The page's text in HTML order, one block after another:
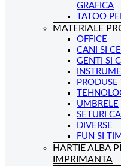
GRAFICA
TATOO
MATERIALE
OFFICE
CANI SI
GENTI SI
PRODUSE
UMBRELE
SETURI
DIVERSE
FUN SI
HARTIE ALBA
IMPRIMANTA